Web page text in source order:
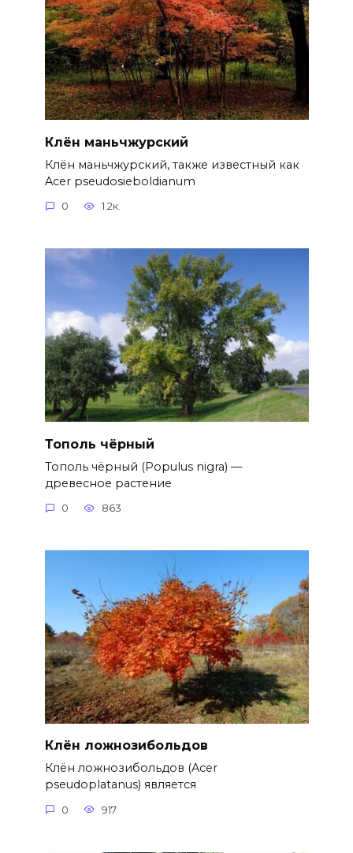
Клён маньчжурский
Клён маньчжурский, также известный как
Acer pseudosieboldianum
0 1.2к.
Тополь чёрный
Тополь чёрный (Populus nigra) —
древесное растение
0 863
Клён ложнозибольдов
Клён ложнозибольдов (Acer
pseudoplatanus) является
0 917